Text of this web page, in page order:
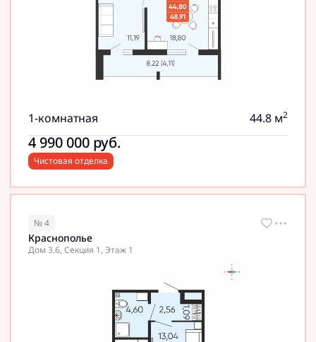
1-комнатная 44.8 м2
4 990 000 руб.
Чистовая отделка
№ 4
Краснополье
Дом 3.6, Секция 1, Этаж 1